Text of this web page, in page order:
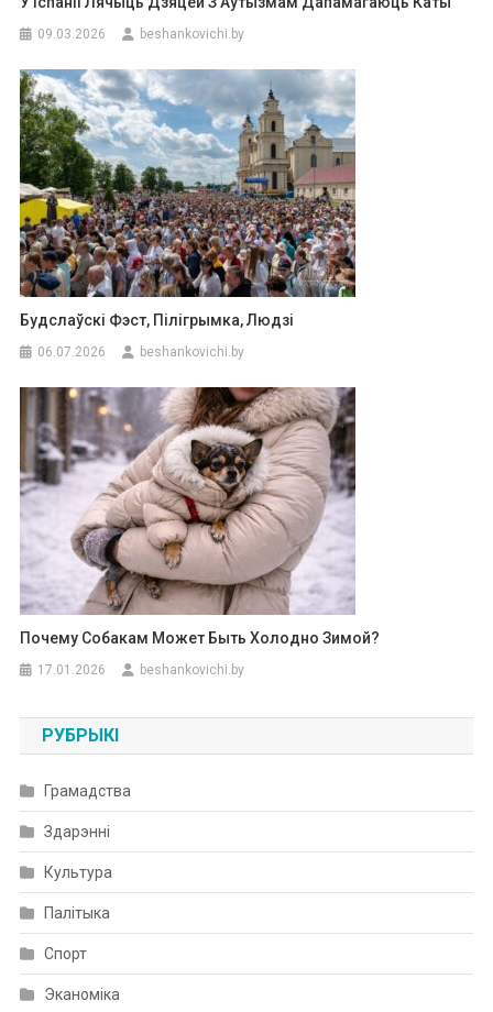
09.03.2026 beshankovichi.by
Будслаўскі Фэст, Пілігрымка, Людзі
06.07.2026 beshankovichi.by
Почему Собакам Может Быть Холодно Зимой?
17.01.2026 beshankovichi.by
РУБРЫКІ
Грамадства
Здарэнні
Культура
Палітыка
Спорт
Эканоміка